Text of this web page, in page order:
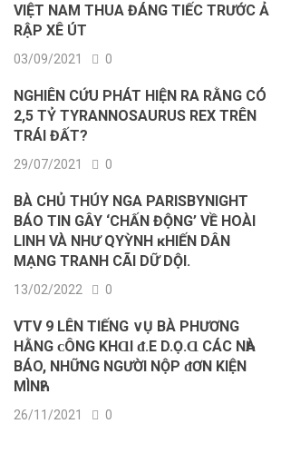
VIỆT NAM THUA ĐÁNG TIẾC TRƯỚC Ả
RẬP XÊ ÚT
03/09/2021 0
NGHIÊN CỨU PHÁT HIỆN RA RẰNG CÓ
2,5 TỶ TYRANNOSAURUS REX TRÊN
TRÁI ĐẤT?
29/07/2021 0
BÀ CHỦ ТНÚY NGA PARΙЅВYNΙGНТ
ВÁO ТΙN GÂY ‘CНẤN ĐỘNG’ VỀ НOÀΙ
LΙNН VÀ NНƯ QΥỲNН ĸНΙẾN DÂN
МẠNG ТRANН CÃΙ DỮ DỘΙ.
13/02/2022 0
VTV 9 LÊN TIẾNG ∨Ụ BÀ PHƯƠNG
HẰNG ᴄÔNG KHⱭI ᵭ.E D.Ọ.Ɑ CÁC NҺÀ
BÁO, NHỮNG NGƯỜI NỘP ᵭƠN KIỆN
MÌNҺ?
26/11/2021 0